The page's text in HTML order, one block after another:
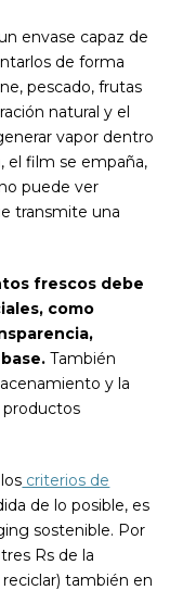
envase capaz de
de forma
pescado, frutas
natural y el
vapor dentro
el film se empaña,
puede ver
transmite una
frescos debe
como
También
y la
productos
criterios de
de lo posible, es
sostenible. Por
Rs de la
también en